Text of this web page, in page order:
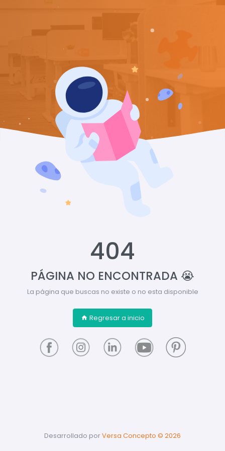
404
PÁGINA NO ENCONTRADA 😭
La página que buscas no existe o no esta disponible
Regresar a inicio
Desarrollado porVersa Concepto © 2026